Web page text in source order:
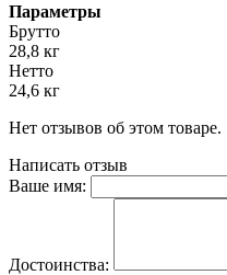
Параметры
Брутто
28,8 кг
Нетто
24,6 кг
Нет отзывов об этом товаре.
Написать отзыв
Ваше имя:
Достоинства: